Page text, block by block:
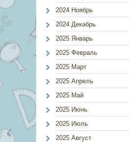
2024 Ноябрь
2024 Декабрь
2025 Январь
2025 Февраль
2025 Март
2025 Апрель
2025 Май
2025 Июнь
2025 Июль
2025 Август